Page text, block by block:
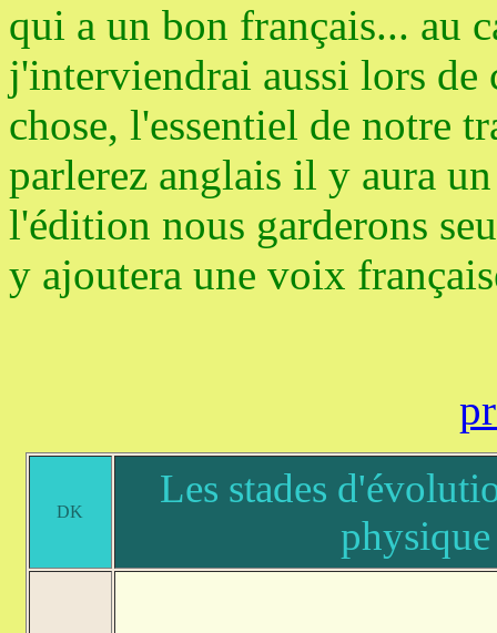
qui a un bon français... au
j'interviendrai aussi lors de
chose, l'essentiel de notre
parlerez anglais il y aura
l'édition nous garderons
y ajoutera une voix
DK
Les stades